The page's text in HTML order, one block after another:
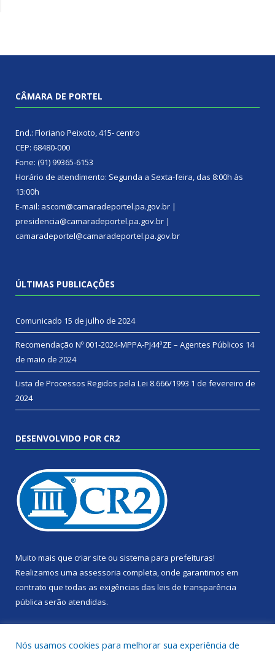
CÂMARA DE PORTEL
End.: Floriano Peixoto, 415- centro
CEP: 68480-000
Fone: (91) 99365-6153
Horário de atendimento: Segunda a Sexta-feira, das 8:00h às
13:00h
E-mail: ascom@camaradeportel.pa.gov.br |
presidencia@camaradeportel.pa.gov.br |
camaradeportel@camaradeportel.pa.gov.br
ÚLTIMAS PUBLICAÇÕES
Comunicado 15 de julho de 2024
Recomendação Nº 001-2024-MPPA-PJ44ªZE – Agentes Públicos 14
de maio de 2024
Lista de Processos Regidos pela Lei 8.666/1993 1 de fevereiro de
2024
DESENVOLVIDO POR CR2
Muito mais que criar site ou sistema para prefeituras!
Realizamos uma assessoria completa, onde garantimos em
contrato que todas as exigências das leis de transparência
pública serão atendidas.
Nós usamos cookies para melhorar sua experiência de